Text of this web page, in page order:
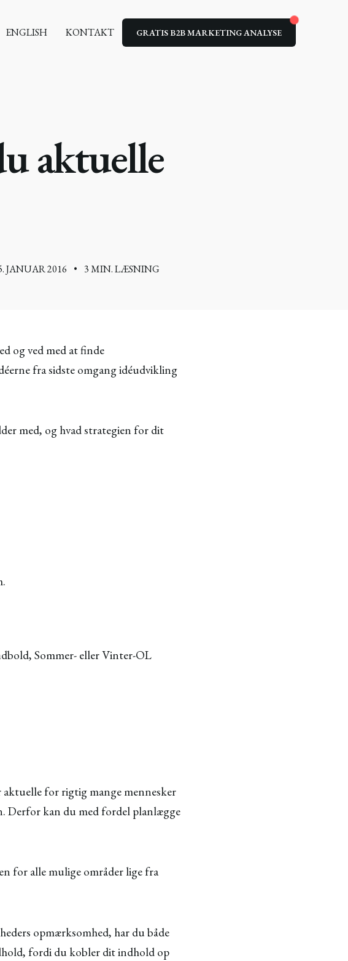
ENGLISH KONTAKT GRATIS B2B MARKETING ANALYSE
aktuelle
JANUAR 2016 • 3 MIN. LÆSNING
og ved med at finde
fra sidste omgang idéudvikling
med, og hvad strategien for dit
Sommer- eller Vinter-OL
aktuelle for rigtig mange mennesker
Derfor kan du med fordel planlægge
for alle mulige områder lige fra
opmærksomhed, har du både
fordi du kobler dit indhold op